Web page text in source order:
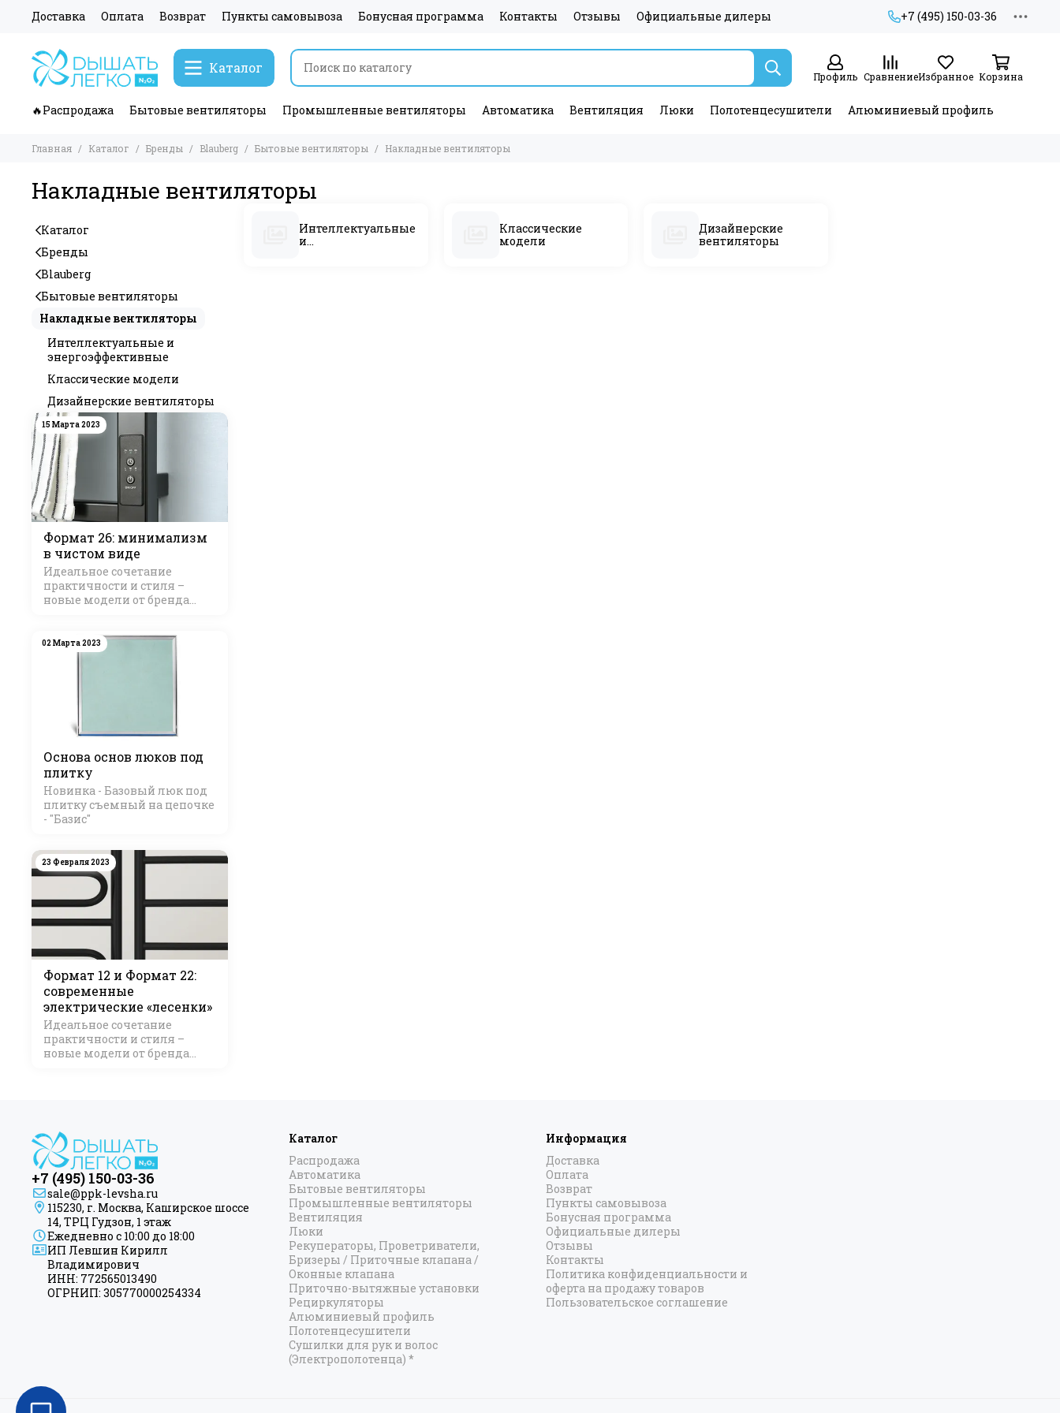
Доставка Оплата Возврат Пункты самовывоза Бонусная программа Контакты Отзывы Официальные дилеры +7 (495) 150-03-36
Каталог
Профиль СравнениеИзбранное Корзина
🔥Распродажа Бытовые вентиляторы Промышленные вентиляторы Автоматика Вентиляция Люки Полотенцесушители Алюминиевый профиль
Главная Каталог Бренды Blauberg Бытовые вентиляторы Накладные вентиляторы
Накладные вентиляторы
Интеллектуальные
и
Классические
модели
Дизайнерские
вентиляторы
Каталог
Бренды
Blauberg
Бытовые вентиляторы
Накладные вентиляторы
Интеллектуальные и
энергоэффективные
Классические модели
Дизайнерские вентиляторы
15 Марта 2023
Формат 26: минимализм
в чистом виде
Идеальное сочетание
практичности и стиля –
новые модели от бренда
02 Марта 2023
Основа основ люков под
плитку
Новинка - Базовый люк под
плитку съемный на цепочке
- "Базис"
23 Февраля 2023
Формат 12 и Формат 22:
современные
электрические «лесенки»
Идеальное сочетание
практичности и стиля –
новые модели от бренда
+7 (495) 150-03-36
sale@ppk-levsha.ru
115230, г. Москва, Каширское шоссе
14, ТРЦ Гудзон, 1 этаж
Ежедневно с 10:00 до 18:00
ИП Левшин Кирилл
Владимирович
ИНН: 772565013490
ОГРНИП: 305770000254334
Каталог
Распродажа
Автоматика
Бытовые вентиляторы
Промышленные вентиляторы
Вентиляция
Люки
Рекуператоры, Проветриватели,
Бризеры / Приточные клапана /
Оконные клапана
Приточно-вытяжные установки
Рециркуляторы
Алюминиевый профиль
Полотенцесушители
Сушилки для рук и волос
(Электрополотенца) *
Информация
Доставка
Оплата
Возврат
Пункты самовывоза
Бонусная программа
Официальные дилеры
Отзывы
Контакты
Политика конфиденциальности и
оферта на продажу товаров
Пользовательское соглашение